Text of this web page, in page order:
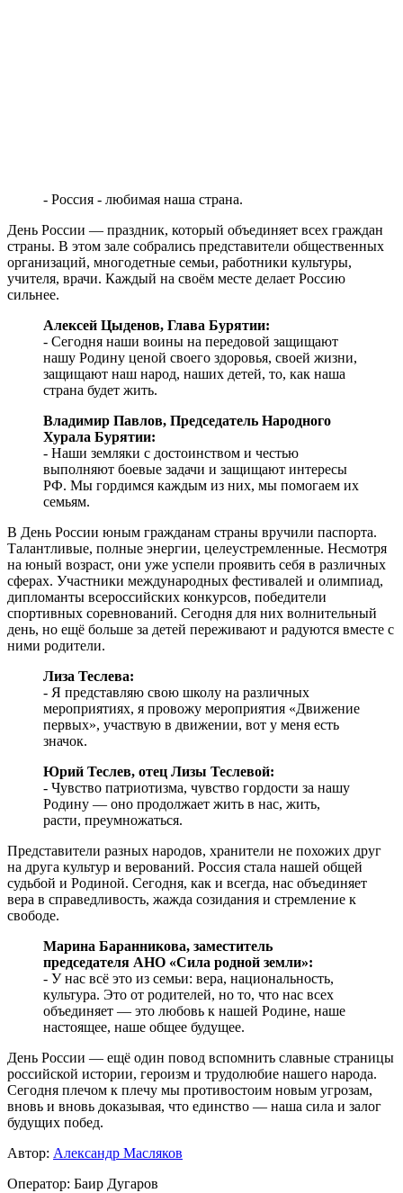
- Россия - любимая наша страна.
День России — праздник, который объединяет всех граждан
страны. В этом зале собрались представители общественных
организаций, многодетные семьи, работники культуры,
учителя, врачи. Каждый на своём месте делает Россию
сильнее.
Алексей Цыденов, Глава Бурятии:
- Сегодня наши воины на передовой защищают
нашу Родину ценой своего здоровья, своей жизни,
защищают наш народ, наших детей, то, как наша
страна будет жить.
Владимир Павлов, Председатель Народного
Хурала Бурятии:
- Наши земляки с достоинством и честью
выполняют боевые задачи и защищают интересы
РФ. Мы гордимся каждым из них, мы помогаем их
семьям.
В День России юным гражданам страны вручили паспорта.
Талантливые, полные энергии, целеустремленные. Несмотря
на юный возраст, они уже успели проявить себя в различных
сферах. Участники международных фестивалей и олимпиад,
дипломанты всероссийских конкурсов, победители
спортивных соревнований. Сегодня для них волнительный
день, но ещё больше за детей переживают и радуются вместе с
ними родители.
Лиза Теслева:
- Я представляю свою школу на различных
мероприятиях, я провожу мероприятия «Движение
первых», участвую в движении, вот у меня есть
значок.
Юрий Теслев, отец Лизы Теслевой:
- Чувство патриотизма, чувство гордости за нашу
Родину — оно продолжает жить в нас, жить,
расти, преумножаться.
Представители разных народов, хранители не похожих друг
на друга культур и верований. Россия стала нашей общей
судьбой и Родиной. Сегодня, как и всегда, нас объединяет
вера в справедливость, жажда созидания и стремление к
свободе.
Марина Баранникова, заместитель
председателя АНО «Сила родной земли»:
- У нас всё это из семьи: вера, национальность,
культура. Это от родителей, но то, что нас всех
объединяет — это любовь к нашей Родине, наше
настоящее, наше общее будущее.
День России — ещё один повод вспомнить славные страницы
российской истории, героизм и трудолюбие нашего народа.
Сегодня плечом к плечу мы противостоим новым угрозам,
вновь и вновь доказывая, что единство — наша сила и залог
будущих побед.
Автор: Александр Масляков
Оператор: Баир Дугаров